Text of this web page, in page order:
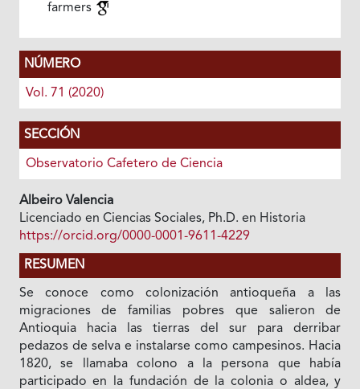
farmers
NÚMERO
Vol. 71 (2020)
SECCIÓN
Observatorio Cafetero de Ciencia
Albeiro Valencia
Licenciado en Ciencias Sociales, Ph.D. en Historia
https://orcid.org/0000-0001-9611-4229
RESUMEN
Se conoce como colonización antioqueña a las
migraciones de familias pobres que salieron de
Antioquia hacia las tierras del sur para derribar
pedazos de selva e instalarse como campesinos. Hacia
1820, se llamaba colono a la persona que había
participado en la fundación de la colonia o aldea, y